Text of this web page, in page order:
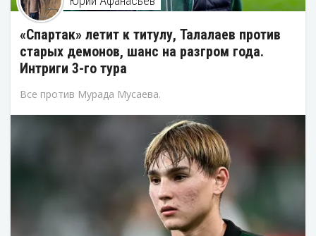
«Спартак» летит к титулу, Талалаев против
старых демонов, шанс на разгром года.
Интриги 3-го тура
Все против Мурада Мусаева.